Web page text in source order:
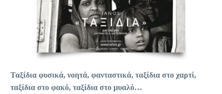
Ταξίδια φυσικά, νοητά, φανταστικά, ταξίδια στο χαρτί,
ταξίδια στο φακό, ταξίδια στο μυαλό…